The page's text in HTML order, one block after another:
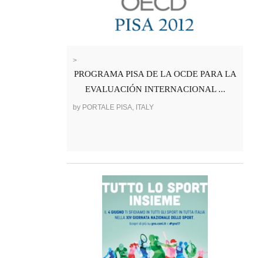
>
PROGRAMA PISA DE LA OCDE PARA LA
EVALUACIÓN INTERNACIONAL ...
by PORTALE PISA, ITALY